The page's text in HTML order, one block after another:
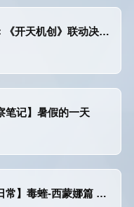
开天机创》联动决定！
笔记】暑假的一天
-西蒙娜篇 ▏想要被「调教」吗？